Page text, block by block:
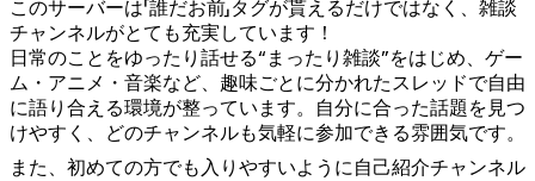
このサーバーは「誰だお前」タグが貰えるだけではなく、雑談
チャンネルがとても充実しています！
日常のことをゆったり話せる“まったり雑談”をはじめ、ゲー
ム・アニメ・音楽など、趣味ごとに分かれたスレッドで自由
に語り合える環境が整っています。自分に合った話題を見つ
けやすく、どのチャンネルも気軽に参加できる雰囲気です。
また、初めての方でも入りやすいように自己紹介チャンネル